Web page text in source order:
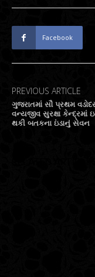
Facebook
PREVIOUS ARTICLE
ગુજરાતમાં સૌ પ્રથમ
વન્યજીવ સુરક્ષા કેન્દ્રમાં
થકી બતકના ઇંડાનું સેવન